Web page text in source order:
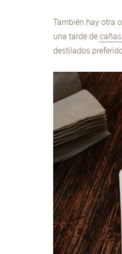
También hay otra
una tarde de
destilados